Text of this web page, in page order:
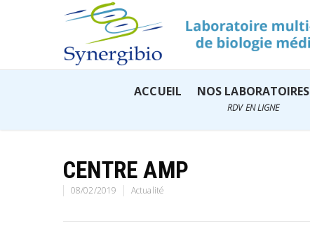
ACCUEIL NOS LABORATOIRES
RDV EN LIGNE
CENTRE AMP
08/02/2019 Actualité